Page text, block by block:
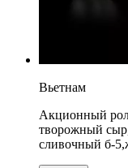
Вьетнам
Акционный
творожный
сливочный б-